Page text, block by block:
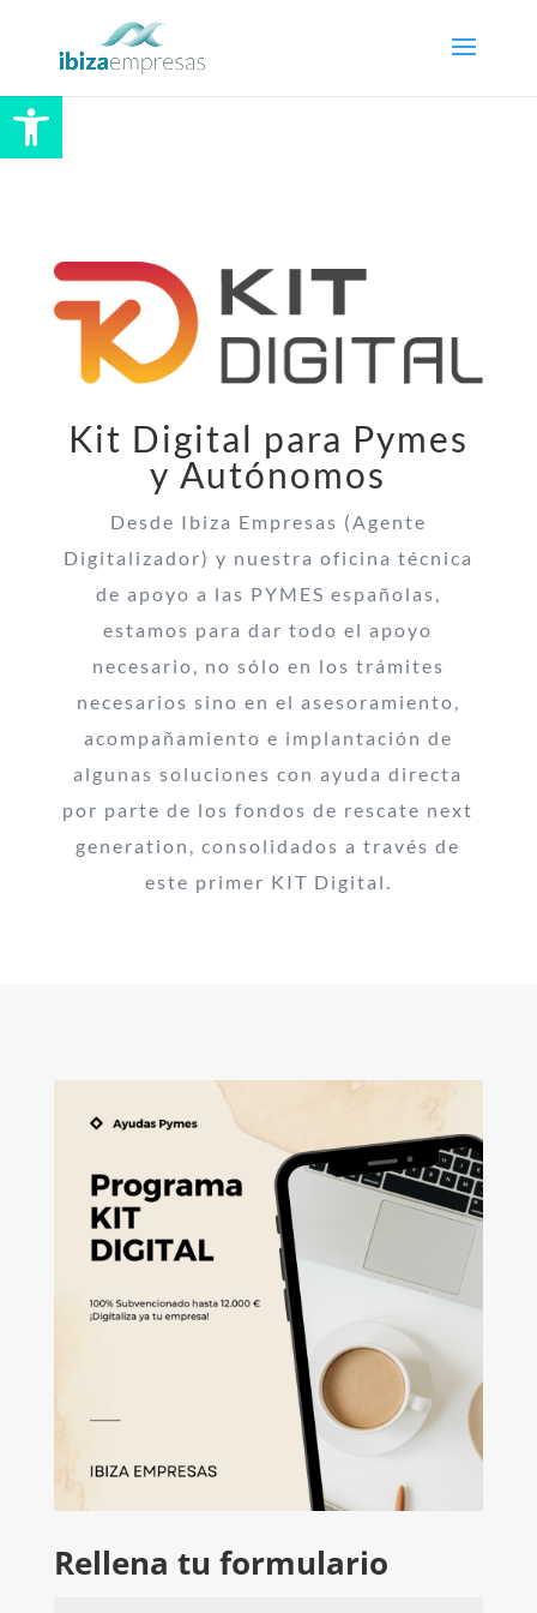
Abrir barra de herramientas
Kit Digital para Pymes
y Autónomos
Desde Ibiza Empresas (Agente
Digitalizador) y nuestra oficina técnica
de apoyo a las PYMES españolas,
estamos para dar todo el apoyo
necesario, no sólo en los trámites
necesarios sino en el asesoramiento,
acompañamiento e implantación de
algunas soluciones con ayuda directa
por parte de los fondos de rescate next
generation, consolidados a través de
este primer KIT Digital.
Rellena tu formulario